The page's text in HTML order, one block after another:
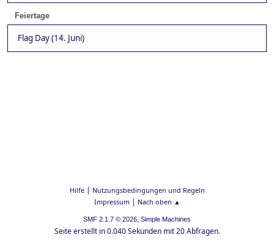
Feiertage
Flag Day (14. Juni)
Hilfe| Nutzungsbedingungen und Regeln
Impressum| Nach oben ▲
SMF 2.1.7 © 2026, Simple Machines
Seite erstellt in 0.040 Sekunden mit 20 Abfragen.